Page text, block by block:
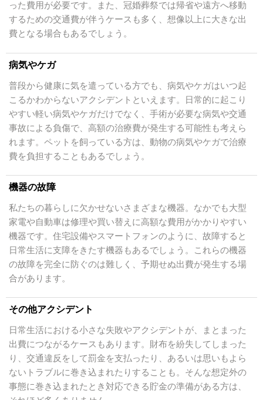
った費用が必要です。また、冠婚葬祭では帰省や遠方へ移動
するための交通費が伴うケースも多く、想像以上に大きな出
費となる場合もあるでしょう。
病気やケガ
普段から健康に気を遣っている方でも、病気やケガはいつ起
こるかわからないアクシデントといえます。日常的に起こり
やすい軽い病気やケガだけでなく、手術が必要な病気や交通
事故による負傷で、高額の治療費が発生する可能性も考えら
れます。ペットを飼っている方は、動物の病気やケガで治療
費を負担することもあるでしょう。
機器の故障
私たちの暮らしに欠かせないさまざまな機器。なかでも大型
家電や自動車は修理や買い替えに高額な費用がかかりやすい
機器です。住宅設備やスマートフォンのように、故障すると
日常生活に支障をきたす機器もあるでしょう。これらの機器
の故障を完全に防ぐのは難しく、予期せぬ出費が発生する場
合があります。
その他アクシデント
日常生活における小さな失敗やアクシデントが、まとまった
出費につながるケースもあります。財布を紛失してしまった
り、交通違反をして罰金を支払ったり、あるいは思いもよら
ないトラブルに巻き込まれたりすることも。そんな想定外の
事態に巻き込まれたとき対応できる貯金の準備がある方は、